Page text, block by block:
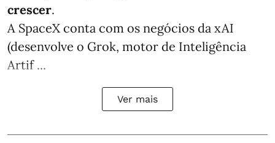
crescer.
A SpaceX conta com os negócios da xAI
(desenvolve o Grok, motor de Inteligência
Artif ...
Ver mais